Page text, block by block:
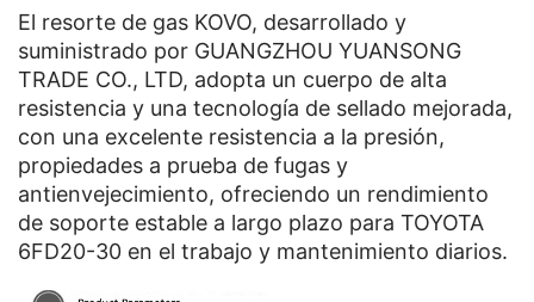
El resorte de gas KOVO, desarrollado y
suministrado por GUANGZHOU YUANSONG
TRADE CO., LTD, adopta un cuerpo de alta
resistencia y una tecnología de sellado mejorada,
con una excelente resistencia a la presión,
propiedades a prueba de fugas y
antienvejecimiento, ofreciendo un rendimiento
de soporte estable a largo plazo para TOYOTA
6FD20-30 en el trabajo y mantenimiento diarios.